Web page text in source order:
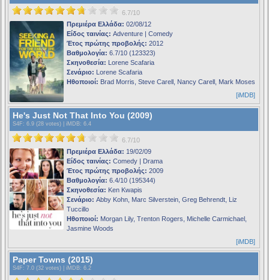
6.7/10
Πρεμιέρα Ελλάδα: 02/08/12
Είδος ταινίας: Adventure | Comedy
Έτος πρώτης προβολής: 2012
Βαθμολογία: 6.7/10 (123323)
Σκηνοθεσία: Lorene Scafaria
Σενάριο: Lorene Scafaria
Ηθοποιοί: Brad Morris, Steve Carell, Nancy Carell, Mark Moses
[iMDB]
He's Just Not That Into You (2009)
S4F : 6.9 (28 votes) | iMDB: 6.4
6.7/10
Πρεμιέρα Ελλάδα: 19/02/09
Είδος ταινίας: Comedy | Drama
Έτος πρώτης προβολής: 2009
Βαθμολογία: 6.4/10 (195344)
Σκηνοθεσία: Ken Kwapis
Σενάριο: Abby Kohn, Marc Silverstein, Greg Behrendt, Liz
Tuccillo
Ηθοποιοί: Morgan Lily, Trenton Rogers, Michelle Carmichael,
Jasmine Woods
[iMDB]
Paper Towns (2015)
S4F : 7.0 (32 votes) | iMDB: 6.2